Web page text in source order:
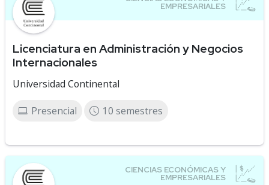
Licenciatura en Administración y Negocios
Internacionales
Universidad Continental
Presencial 10 semestres